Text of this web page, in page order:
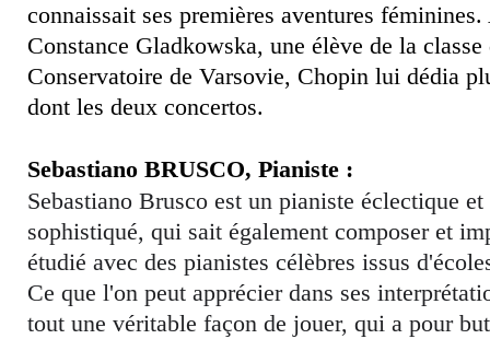
connaissait ses premières aventures
Constance Gladkowska, une élève de la classe
Conservatoire de Varsovie, Chopin lui dédia
dont les deux concertos.
Sebastiano BRUSCO, Pianiste :
Sebastiano Brusco est un pianiste éclectique
sophistiqué, qui sait également composer et
étudié avec des pianistes célèbres issus
Ce que l'on peut apprécier dans ses
tout une véritable façon de jouer, qui a pour